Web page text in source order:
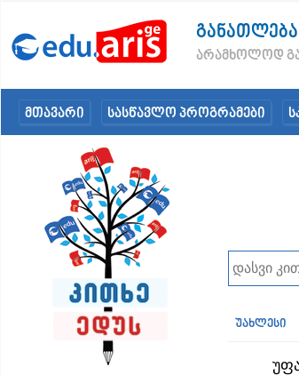
განათლება
არამხოლოდ
მთავარი სასწავლო პროგრამები
უახლესი